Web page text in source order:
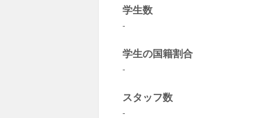
学生数
-
学生の国籍割合
-
スタッフ数
-